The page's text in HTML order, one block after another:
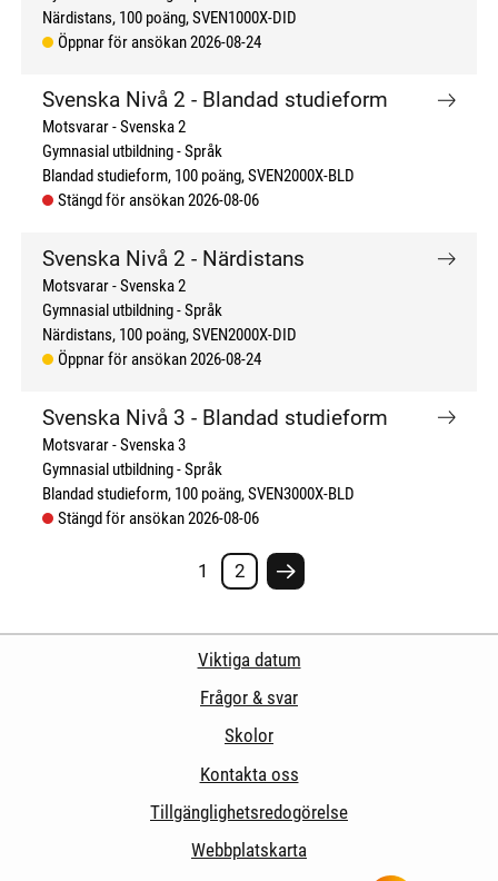
Närdistans 100 poäng SVEN1000X-DID
Öppnar för ansökan 2026-08-24
Svenska Nivå 2 - Blandad studieform
Motsvarar - Svenska 2
Gymnasial utbildning Språk
Blandad studieform 100 poäng SVEN2000X-BLD
Stängd för ansökan 2026-08-06
Svenska Nivå 2 - Närdistans
Motsvarar - Svenska 2
Gymnasial utbildning Språk
Närdistans 100 poäng SVEN2000X-DID
Öppnar för ansökan 2026-08-24
Svenska Nivå 3 - Blandad studieform
Motsvarar - Svenska 3
Gymnasial utbildning Språk
Blandad studieform 100 poäng SVEN3000X-BLD
Stängd för ansökan 2026-08-06
1 2
Nästa sida #
Viktiga datum
Frågor & svar
Skolor
Kontakta oss
Tillgänglighetsredogörelse
Webbplatskarta